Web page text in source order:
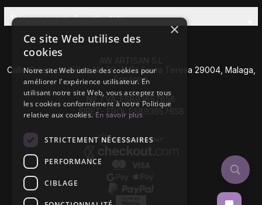
Découvrez la Famille AW
AW ARTISAN S.L
Calle Caleta de Vélez Nº 39-41 P.I Santa Teresa 29004, Malaga,
Espagne
Nº TVA: ESB93657658
SIRET- EROI: ESB93657658
×
Ce site Web utilise des
cookies
Notre site Web utilise des cookies pour
améliorer l'expérience utilisateur. En
utilisant notre site Web, vous acceptez tous
les cookies conformément à notre Politique
relative aux cookies.En savoir plus
STRICTEMENT NÉCESSAIRES
PERFORMANCE
CIBLAGE